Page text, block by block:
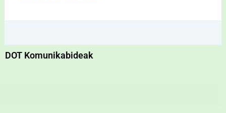
DOT Komunikabideak